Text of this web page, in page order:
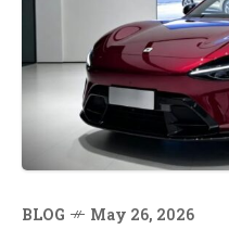
BLOG May 26, 2026